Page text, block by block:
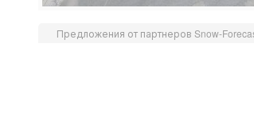
Предложения от партнеров Snow-